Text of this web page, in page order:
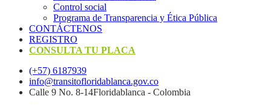
Control social
Programa de Transparencia y Ética Pública
CONTÁCTENOS
REGISTRO
CONSULTA TU PLACA
(+57) 6187939
info@transitofloridablanca.gov.co
Calle 9 No. 8-14Floridablanca - Colombia